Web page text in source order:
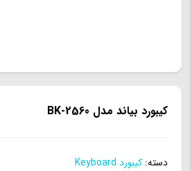
کیبورد بیاند مدل BK-2560
دسته: کیبورد Keyboard